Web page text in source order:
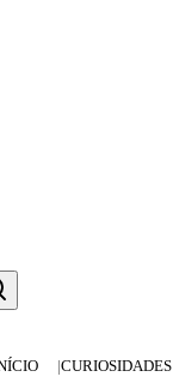
CURIOSIDADES